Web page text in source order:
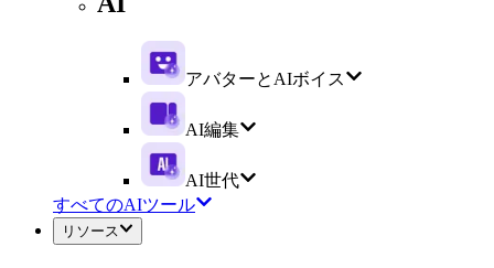
アバターとAIボイス
AI編集
AI世代
すべてのAIツール
リソース